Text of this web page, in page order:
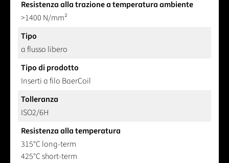
Resistenza alla trazione a temperatura ambiente
>1400 N/mm²
Tipo
a flusso libero
Tipo di prodotto
Inserti a filo BaerCoil
Tolleranza
ISO2/6H
Resistenza alla temperatura
315°C long-term
425°C short-term